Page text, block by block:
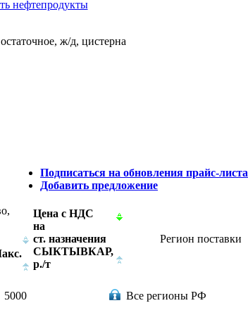
нефтепродукты
ж/д, цистерна
Подписаться на обновления прайс-листа
Добавить предложение
,
Цена с НДС
на
ст. назначения
СЫКТЫВКАР,
р./т
Регион поставки
5000 Все регионы РФ